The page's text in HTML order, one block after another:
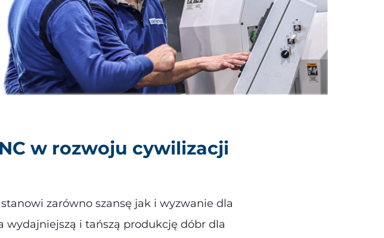
w rozwoju cywilizacji
zarówno szansę jak i wyzwanie dla
wydajniejszą i tańszą produkcję dóbr dla